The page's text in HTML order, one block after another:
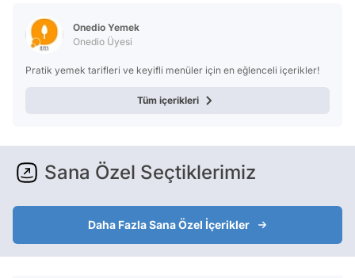
Onedio Yemek
Onedio Üyesi
Pratik yemek tarifleri ve keyifli menüler için en eğlenceli içerikler!
Tüm içerikleri
Sana Özel Seçtiklerimiz
Daha Fazla Sana Özel İçerikler